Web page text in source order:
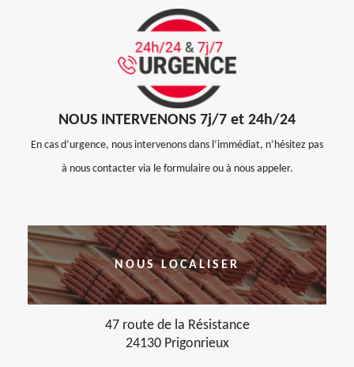
NOUS INTERVENONS 7j/7 et 24h/24
En cas d’urgence, nous intervenons dans l’immédiat, n’hésitez pas
à nous contacter via le formulaire ou à nous appeler.
NOUS LOCALISER
47 route de la Résistance
24130 Prigonrieux